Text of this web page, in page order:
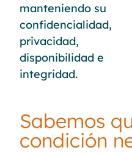
manteniendo su
confidencialidad,
privacidad,
disponibilidad e
integridad.
Sabemos
condición